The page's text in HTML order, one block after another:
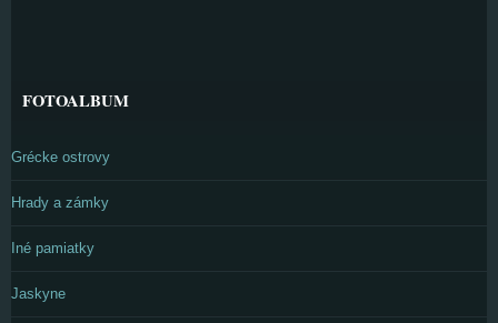
FOTOALBUM
Grécke ostrovy
Hrady a zámky
Iné pamiatky
Jaskyne